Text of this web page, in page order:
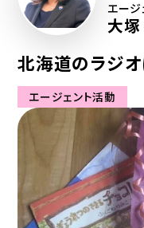
エージ
大
北海道のラジ
エージェント活動